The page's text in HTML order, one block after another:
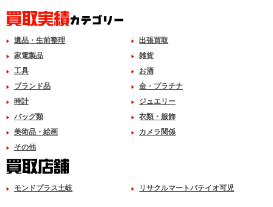
遺品・生前整理
出張買取
家電製品
雑貨
工具
お酒
ブランド品
金・プラチナ
時計
ジュエリー
バッグ類
衣類・服飾
美術品・絵画
カメラ関係
その他
モンドプラス土岐 リサクルマートパテイオ可児